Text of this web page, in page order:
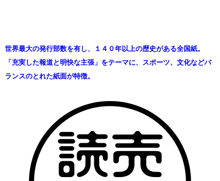
世界最大の発行部数を有し、１４０年以上の歴史がある全国紙。
「充実した報道と明快な主張」をテーマに、スポーツ、文化などバ
ランスのとれた紙面が特徴。